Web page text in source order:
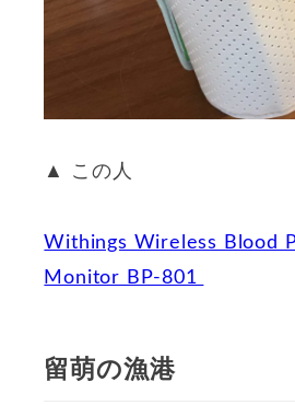
▲ この人
Withings Wireless Blood
Monitor BP-801
留萌の漁港